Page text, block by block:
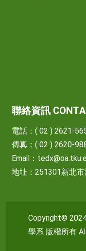
聯絡資訊
電話：( 02 ) 2621-
傳真：( 02 ) 2620-
Email：
地址：251301新北
Copyright©
學系 版權所有